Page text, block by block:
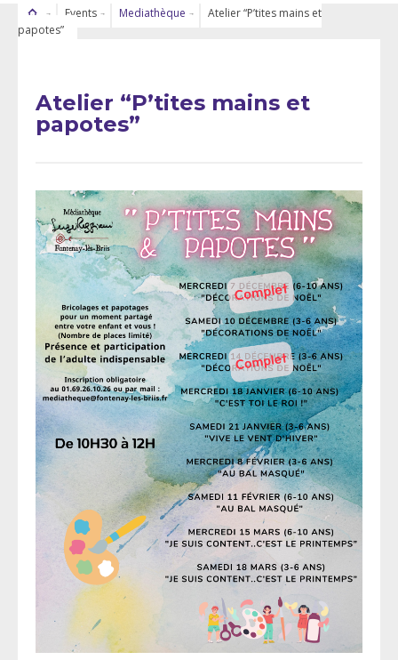
Events Mediathèque
Atelier “P’tites mains et
papotes”
Atelier “P’tites mains et
papotes”